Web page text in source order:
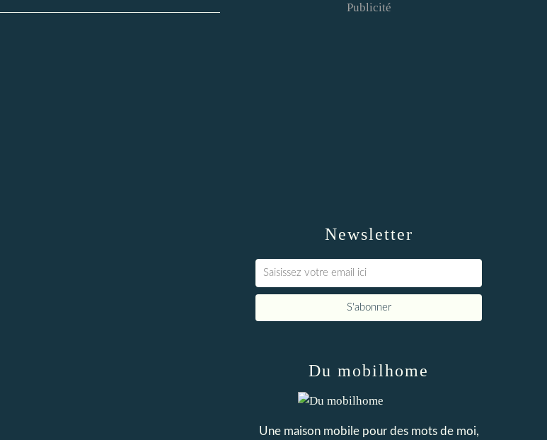
Newsletter
Publicité
Du mobilhome
Une maison mobile pour des mots de moi,